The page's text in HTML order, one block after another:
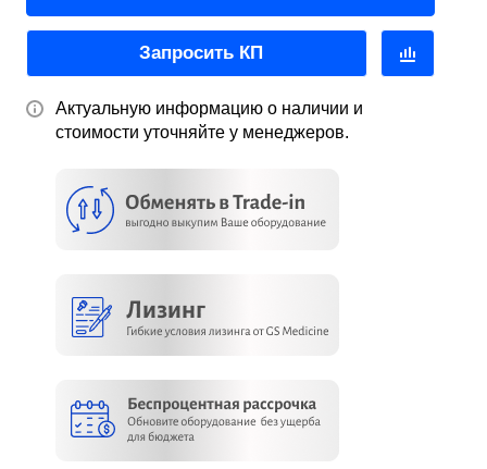
Запросить КП
Актуальную информацию о наличии и
стоимости уточняйте у менеджеров.